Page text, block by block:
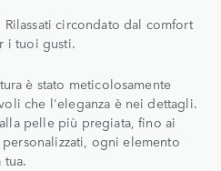
circondato dal comfort
i tuoi gusti.
è stato meticolosamente
che l'eleganza è nei dettagli.
pelle più pregiata, fino ai
ogni elemento
tua.